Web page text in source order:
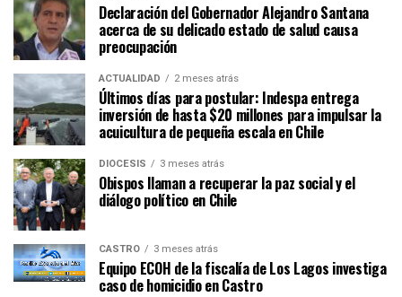
Declaración del Gobernador Alejandro Santana
acerca de su delicado estado de salud causa
preocupación
ACTUALIDAD 2 meses atrás
Últimos días para postular: Indespa entrega
inversión de hasta $20 millones para impulsar la
acuicultura de pequeña escala en Chile
DIÓCESIS 3 meses atrás
Obispos llaman a recuperar la paz social y el
diálogo político en Chile
CASTRO 3 meses atrás
Equipo ECOH de la fiscalía de Los Lagos investiga
caso de homicidio en Castro